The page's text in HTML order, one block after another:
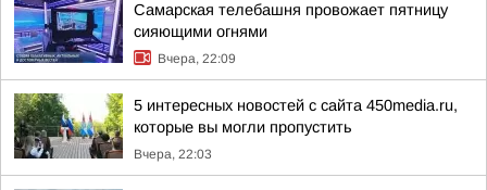
Самарская телебашня провожает пятницу
сияющими огнями
Вчера, 22:09
5 интересных новостей с сайта 450media.ru,
которые вы могли пропустить
Вчера, 22:03